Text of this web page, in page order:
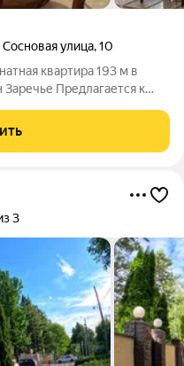
Сосновая улица,10
квартира 193 м в
Предлагается к
в закрытом
3